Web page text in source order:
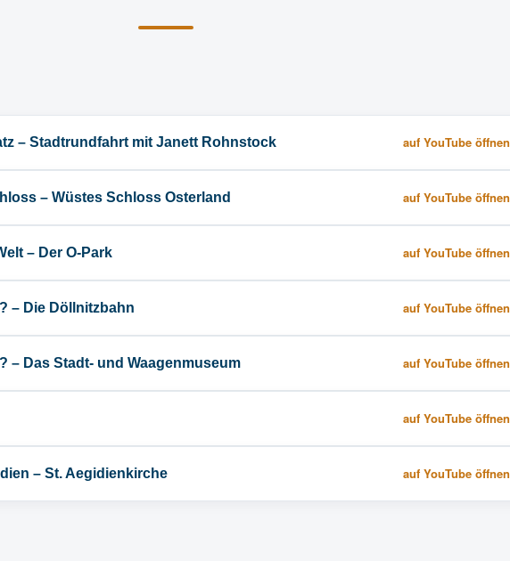
– Stadtrundfahrt mit Janett Rohnstock auf YouTube öffnen
– Wüstes Schloss Osterland auf YouTube öffnen
– Der O-Park auf YouTube öffnen
– Die Döllnitzbahn auf YouTube öffnen
– Das Stadt- und Waagenmuseum auf YouTube öffnen
auf YouTube öffnen
– St. Aegidienkirche auf YouTube öffnen